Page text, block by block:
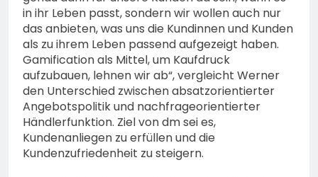
in ihr Leben passt, sondern wir wollen auch nur
das anbieten, was uns die Kundinnen und Kunden
als zu ihrem Leben passend aufgezeigt haben.
Gamification als Mittel, um Kaufdruck
aufzubauen, lehnen wir ab“, vergleicht Werner
den Unterschied zwischen absatzorientierter
Angebotspolitik und nachfrageorientierter
Händlerfunktion. Ziel von dm sei es,
Kundenanliegen zu erfüllen und die
Kundenzufriedenheit zu steigern.